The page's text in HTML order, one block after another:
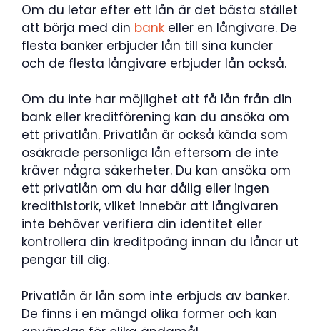
Om du letar efter ett lån är det bästa stället
att börja med din bank eller en långivare. De
flesta banker erbjuder lån till sina kunder
och de flesta långivare erbjuder lån också.
Om du inte har möjlighet att få lån från din
bank eller kreditförening kan du ansöka om
ett privatlån. Privatlån är också kända som
osäkrade personliga lån eftersom de inte
kräver några säkerheter. Du kan ansöka om
ett privatlån om du har dålig eller ingen
kredithistorik, vilket innebär att långivaren
inte behöver verifiera din identitet eller
kontrollera din kreditpoäng innan du lånar ut
pengar till dig.
Privatlån är lån som inte erbjuds av banker.
De finns i en mängd olika former och kan